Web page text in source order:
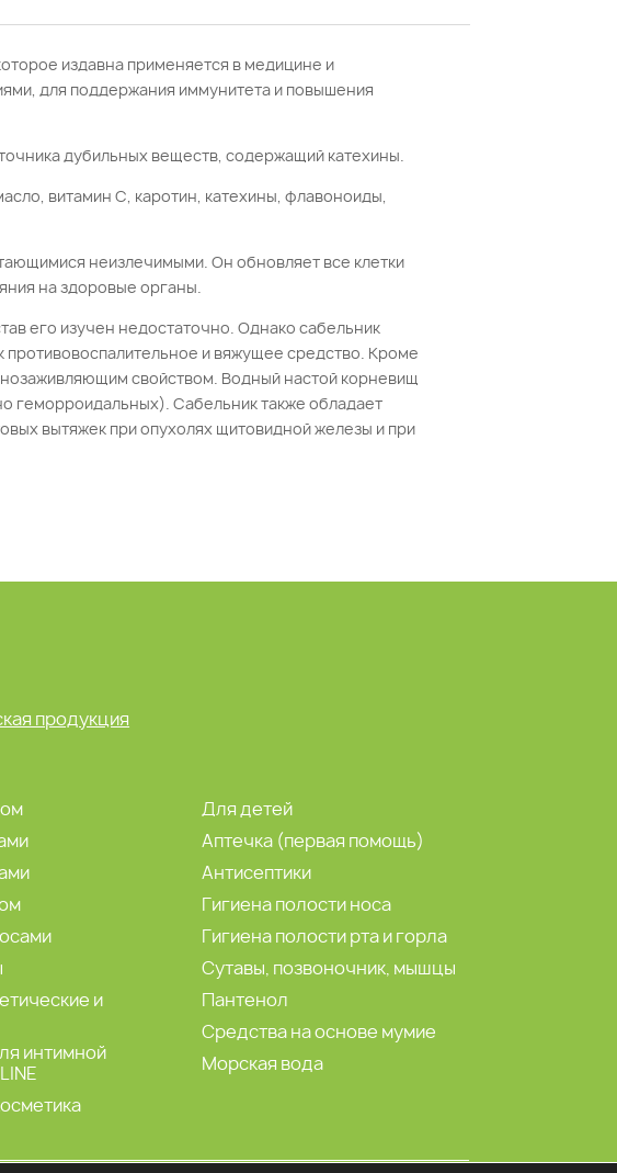
издавна применяется в медицине и
для поддержания иммунитета и повышения
дубильных веществ, содержащий катехины.
витамин С, каротин, катехины, флавоноиды,
неизлечимыми. Он обновляет все клетки
на здоровые органы.
его изучен недостаточно. Однако сабельник
противовоспалительное и вяжущее средство. Кроме
свойством. Водный настой корневищ
геморроидальных). Сабельник также обладает
вытяжек при опухолях щитовидной железы и при
продукция
и
интимной
Для детей
Аптечка (первая помощь)
Антисептики
Гигиена полости носа
Гигиена полости рта и горла
Сутавы, позвоночник, мышцы
Пантенол
Средства на основе мумие
Морская вода